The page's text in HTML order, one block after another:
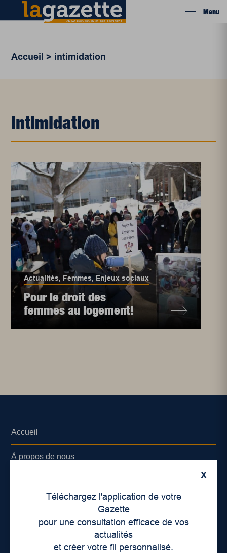
Menu
Accueil > intimidation
intimidation
Actualités, Femmes, Enjeux sociaux
Pour le droit des
femmes au logement!
X
Téléchargez l'application de votre
Gazette
pour une consultation efficace de vos
actualités
et créer votre fil personnalisé.
Accueil
À propos de nous
Lieux de distribution